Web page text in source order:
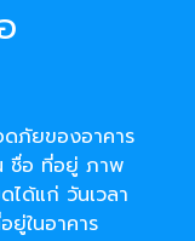
ภัยของอาคาร
ชื่อ ที่อยู่ ภาพ
ได้แก่ วันเวลา
ยู่ในอาคาร